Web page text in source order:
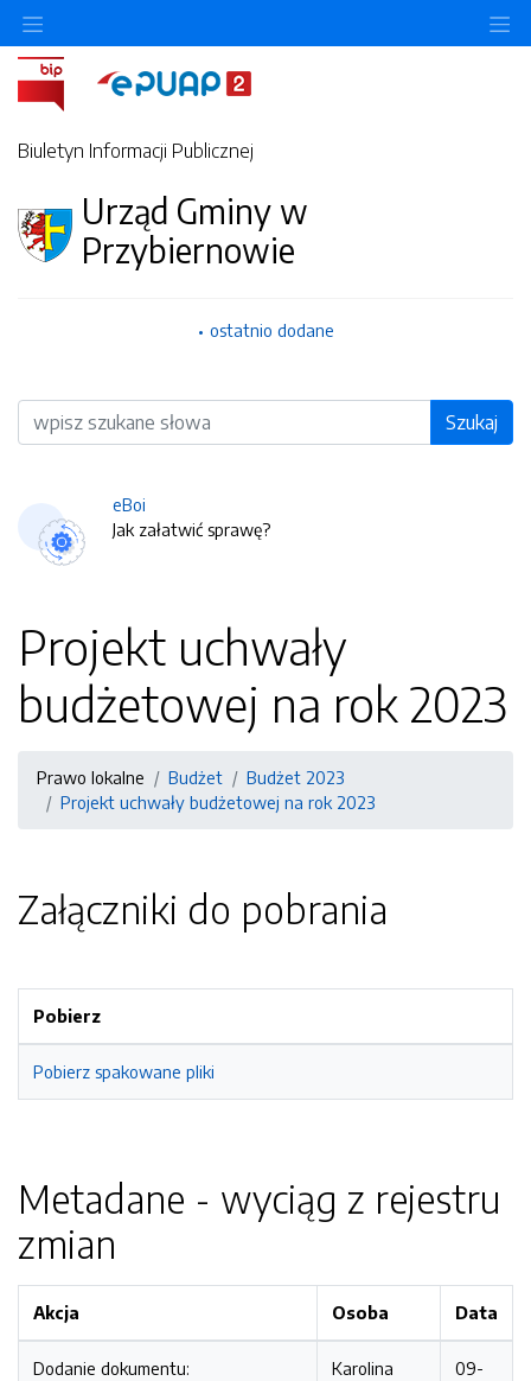
Biuletyn Informacji Publicznej
Urząd Gminy w
Przybiernowie
ostatnio dodane
Wyszukiwarka Szukaj
eBoi
Jak załatwić sprawę?
Projekt uchwały
budżetowej na rok 2023
Prawo lokalne Budżet
Budżet 2023
Projekt uchwały budżetowej na rok 2023
Załączniki do pobrania
Pobierz
Pobierz spakowane pliki
Metadane - wyciąg z rejestru
zmian
Akcja Osoba Data
Dodanie dokumentu:
Karolina
09-